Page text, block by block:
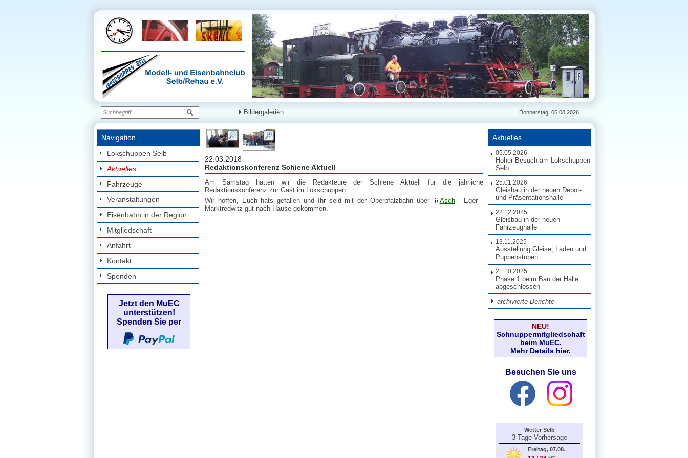
Bildergalerien Donnerstag, 06.08.2026
Navigation
Lokschuppen Selb
Aktuelles
Fahrzeuge
Veranstaltungen
Eisenbahn in der Region
Mitgliedschaft
Anfahrt
Kontakt
Spenden
Jetzt den MuEC
unterstützen!
Spenden Sie per
22.03.2018
Redaktionskonferenz Schiene Aktuell
Am Samstag hatten wir die Redakteure der Schiene Aktuell für die jährliche
Redaktionskonferenz zur Gast im Lokschuppen.
Wir hoffen, Euch hats gefallen und Ihr seid mit der Oberpfalzbahn über
Asch- Eger -
Marktredwitz gut nach Hause gekommen.
Aktuelles
05.05.2026
Hoher Besuch am Lokschuppen
Selb
25.01.2026
Gleisbau in der neuen Depot-
und Präsentationshalle
22.12.2025
Gleisbau in der neuen
Fahrzeughalle
13.11.2025
Ausstellung Gleise, Läden und
Puppenstuben
21.10.2025
Phase 1 beim Bau der Halle
abgeschlossen
archivierte Berichte
NEU!
Schnuppermitgliedschaft
beim MuEC.
Mehr Details hier.
Besuchen Sie uns
Wetter Selb
3-Tage-Vorhersage
Freitag, 07.08.